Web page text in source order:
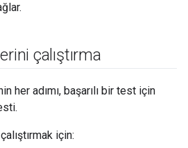
çalıştırma
her adımı, başarılı bir test için
için: